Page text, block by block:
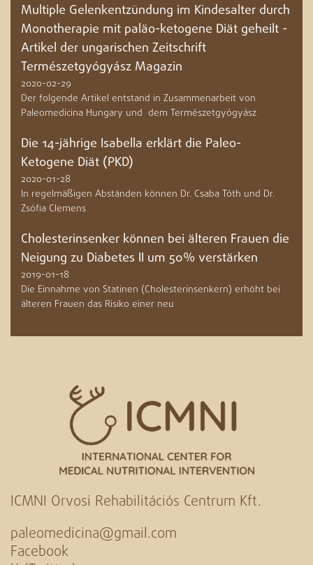
Multiple Gelenkentzündung im Kindesalter durch
Monotherapie mit paläo-ketogene Diät geheilt -
Artikel der ungarischen Zeitschrift
Természetgyógyász Magazin
2020-02-29
Der folgende Artikel entstand in Zusammenarbeit von
Paleomedicina Hungary und dem Természetgyógyász
Die 14-jährige Isabella erklärt die Paleo-
Ketogene Diät (PKD)
2020-01-28
In regelmäßigen Abständen können Dr. Csaba Tóth und Dr.
Zsófia Clemens
Cholesterinsenker können bei älteren Frauen die
Neigung zu Diabetes II um 50% verstärken
2019-01-18
Die Einnahme von Statinen (Cholesterinsenkern) erhöht bei
älteren Frauen das Risiko einer neu
ICMNI Orvosi Rehabilitációs Centrum Kft.
paleomedicina@gmail.com
Facebook